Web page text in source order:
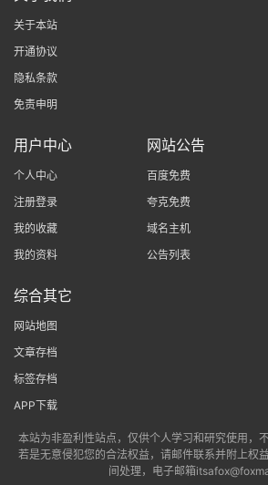
关于本站
开通协议
隐私条款
免责申明
用户中心
个人中心
注册登录
我的收藏
我的资料
网站公告
百度免费
夸克免费
域名主机
公告列表
综合其它
网站地图
文章存档
标签存档
APP下载
本站为非盈利性站点，仅供个人学习和研究使用，
若是无意侵犯您的合法权益，请邮件联系并附上权
间处理，电子邮箱